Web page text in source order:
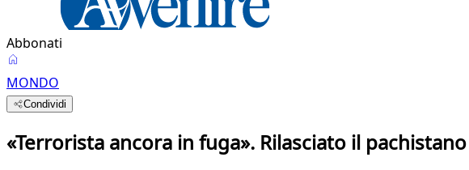
Abbonati
MONDO
Condividi
«Terrorista ancora in fuga». Rilasciato il pachistano